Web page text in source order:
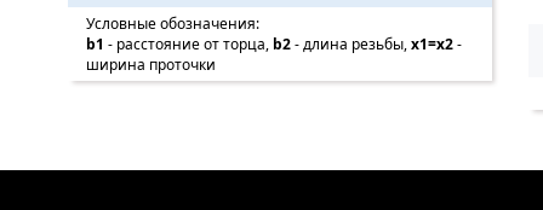
Условные обозначения:
b1 - расстояние от торца, b2- длина резьбы,x1=x2-
ширина проточки